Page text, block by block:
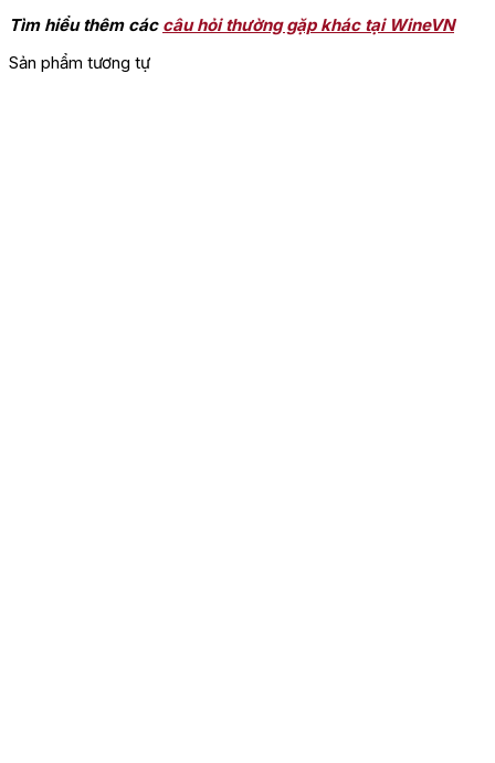
Tìm hiểu thêm các câu hỏi thường gặp khác tại WineVN
Sản phẩm tương tự